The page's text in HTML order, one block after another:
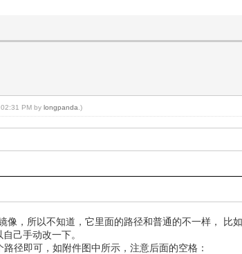
02:31 PM bylongpanda .)
像，所以不知道，它里面的路径和普通的不一样，
己手动改一下。
径即可，如附件图中所示，注意后面的空格：